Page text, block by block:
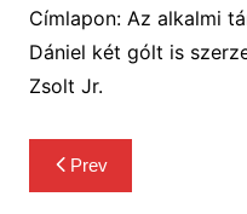
Címlapon: Az alkalmi
Dániel két gólt is
Zsolt Jr.
Bejegyzés
navigáció
Prev